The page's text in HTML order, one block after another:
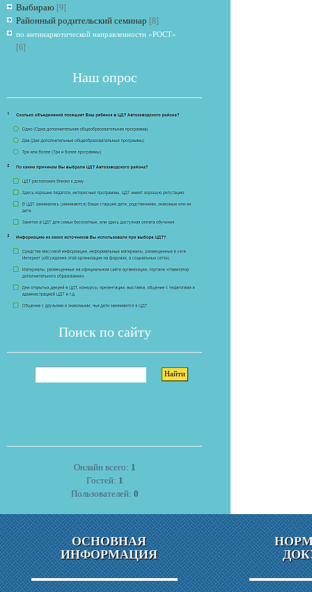
Выбираю [9]
Районный родительский семинар [8]
по антинаркотической направленности «РОСТ»
[6]
Наш опрос
Поиск по сайту
Онлайн всего: 1
Гостей: 1
Пользователей: 0
ОСНОВНАЯ
ИНФОРМАЦИЯ